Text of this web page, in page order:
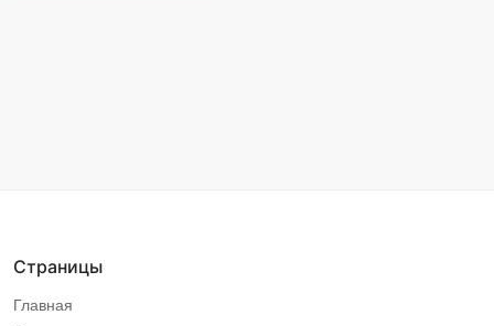
Страницы
Главная